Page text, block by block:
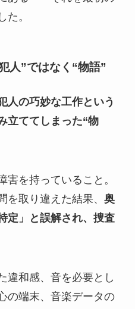
た。
人”ではなく“物語”
人の巧妙な工作という
立ててしまった“物
害を持っていること。
を取り違えた結果、 奥
定」と誤解され、捜査
違和感、音を必要とし
の端末、音楽データの